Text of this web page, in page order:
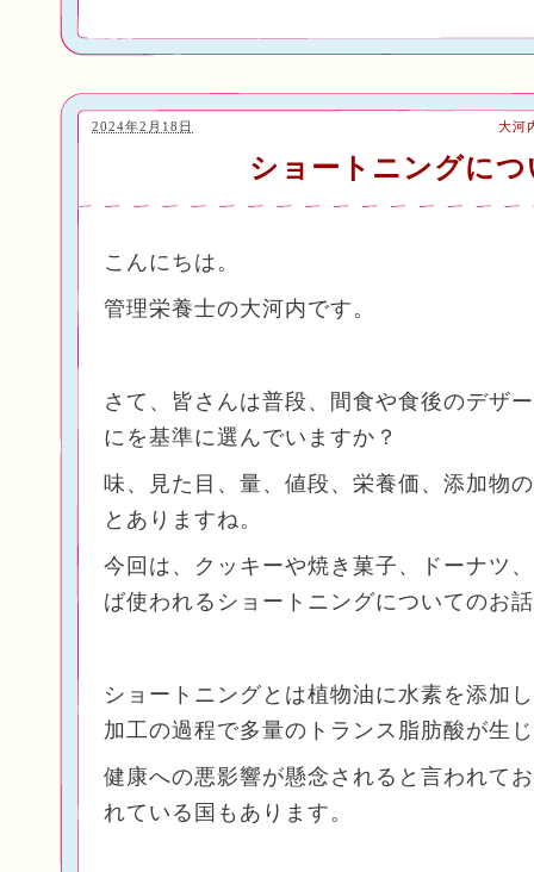
ショートニングに
2024年2月18日 大河
こんにちは。
管理栄養士の大河内です。
さて、皆さんは普段、間食や食後のデザ
にを基準に選んでいますか？
味、見た目、量、値段、栄養価、添加物
とありますね。
今回は、クッキーや焼き菓子、ドーナツ
ば使われるショートニングについてのお
ショートニングとは植物油に水素を添加
加工の過程で多量のトランス脂肪酸が生
健康への悪影響が懸念されると言われて
れている国もあります。